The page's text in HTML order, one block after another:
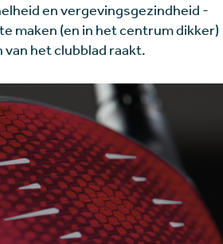
en vergevingsgezindheid -
maken (en in het centrum dikker)
van het clubblad raakt.